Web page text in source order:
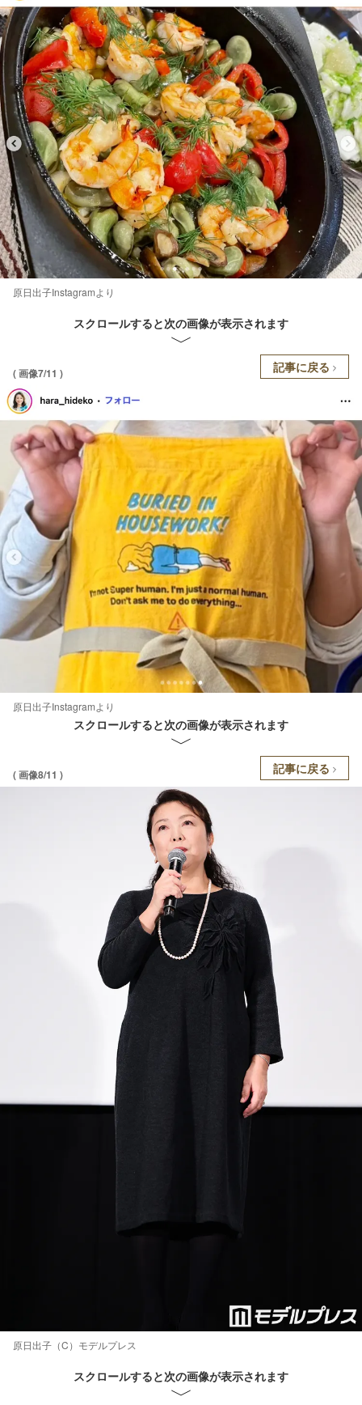
原日出子Instagramより
スクロールすると次の画像が表示されます
( 画像7/11 ) 記事に戻る
原日出子Instagramより
スクロールすると次の画像が表示されます
( 画像8/11 ) 記事に戻る
原日出子（C）モデルプレス
スクロールすると次の画像が表示されます